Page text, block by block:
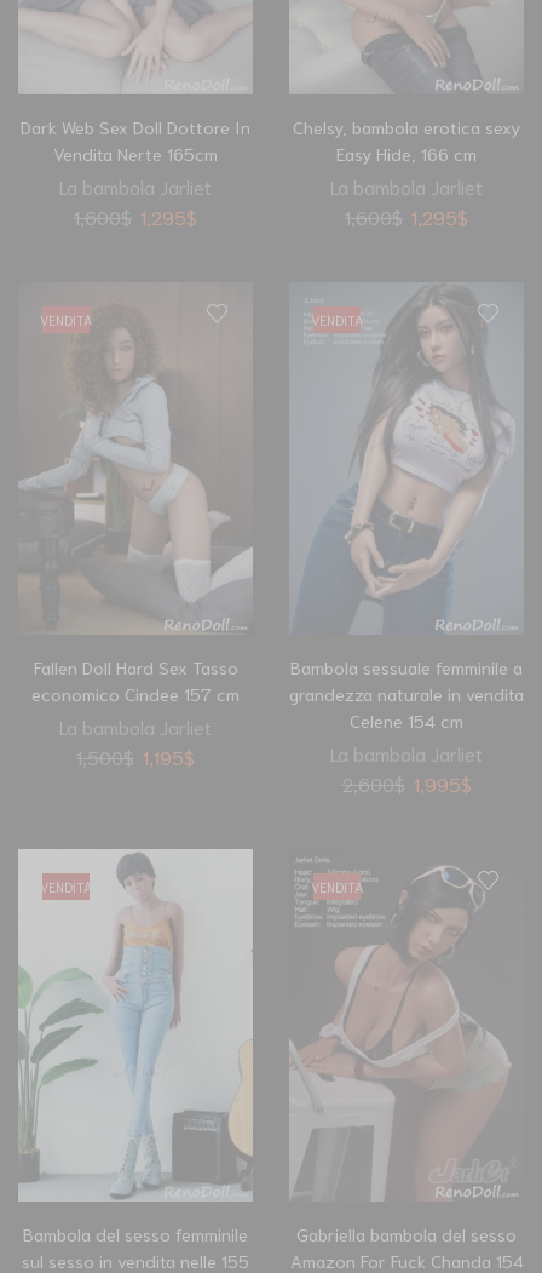
Dark Web Sex Doll Dottore In
Vendita Nerte 165cm
La bambola Jarliet
1,600$ 1,295$
Chelsy, bambola erotica sexy
Easy Hide, 166 cm
La bambola Jarliet
1,600$ 1,295$
VENDITA
Fallen Doll Hard Sex Tasso
economico Cindee 157 cm
La bambola Jarliet
1,500$ 1,195$
VENDITA
Bambola sessuale femminile a
grandezza naturale in vendita
Celene 154 cm
La bambola Jarliet
2,600$ 1,995$
VENDITA
Bambola del sesso femminile
sul sesso in vendita nelle 155
VENDITA
Gabriella bambola del sesso
Amazon For Fuck Chanda 154